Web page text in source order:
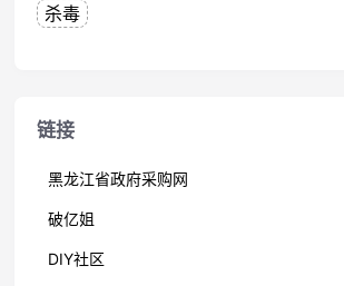
杀毒
链接
黑龙江省政府采购网
破亿姐
DIY社区